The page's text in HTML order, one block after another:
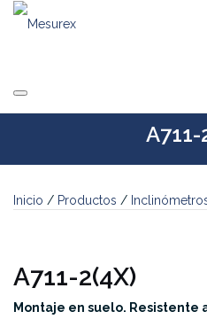
Saltar
A711-
Inicio / Productos /
A711-2(4X)
Montaje en suelo. Resistente